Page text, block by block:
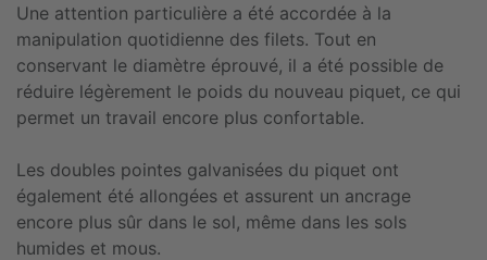
Une attention particulière a été accordée à la
manipulation quotidienne des filets. Tout en
conservant le diamètre éprouvé, il a été possible de
réduire légèrement le poids du nouveau piquet, ce qui
permet un travail encore plus confortable.
Les doubles pointes galvanisées du piquet ont
également été allongées et assurent un ancrage
encore plus sûr dans le sol, même dans les sols
humides et mous.